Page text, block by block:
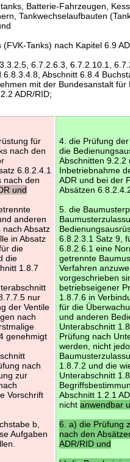
Batterie-Fahrzeugen,
Tankwechselaufbauten
Tanks) nach Kapitel 6.9
6.7.2.6.3, 6.7.2.10.1,
Abschnitt 6.8.4
mit der Bundesanstalt
ADR/RID;
für
nach den
6.8.2.4.1
nach den
und
anderen
nach Absatz
in Absatz
die
die
1.8.7
nur
der Ventile
nach
genehmigt
nach
zur
Vorschrift
b,
Aufgaben
4. die Prüfung
die
Abschnitten 9.2.2
Inbetriebnahme
ADR und bei der
Absätzen
5. die
6.8.2.3.1 Satz 9,
6.8.2.6.1 eine
getrennte
Verfahren
vorgeschrieben
betriebseigener
1.8.7.6 in
für die
und anderen
Unterabschnitt
Prüfung nach
werden, nicht
1.8.7.2 und die
Unterabschnitt
Abschnitt 1.2.1
nichtanwendbar
6. a) die Prüfung
nach den
ADR/RID und